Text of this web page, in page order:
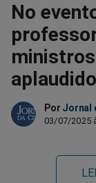
no
Facebook
no
No
Por Jornal
03/07/2025